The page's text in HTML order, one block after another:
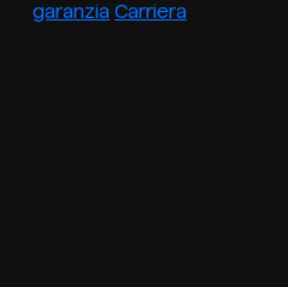
garanzia Carriera